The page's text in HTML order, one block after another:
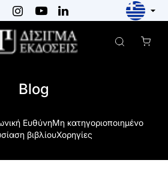
Blog
ΕυθύνηΜη κατηγοριοποιημένο
βιβλίουΧορηγίες